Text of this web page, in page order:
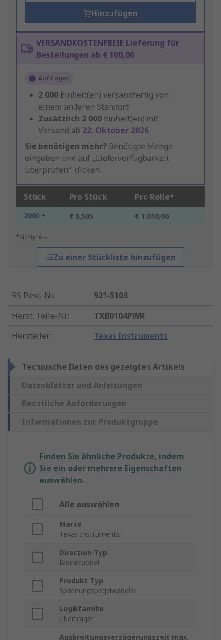
Hinzufügen
VERSANDKOSTENFREIE Lieferung für
Bestellungen ab € 100,00
Auf Lager
2 000 Einheit(en) versandfertig von
einem anderen Standort
Zusätzlich 2 000 Einheit(en) mit
Versand ab 22. Oktober 2026
Sie benötigen mehr? Benötigte Menge
eingeben und auf „Lieferverfügbarkeit
überprüfen“ klicken.
Stück Pro Stück Pro Rolle*
2000 + € 0,505 € 1.010,00
*Richtpreis
Zu einer Stückliste hinzufügen
RS Best.-Nr.:
921-5103
Herst. Teile-Nr.:
TXB0104PWR
Hersteller: Texas Instruments
Technische Daten des gezeigten Artikels
Datenblätter und Anleitungen
Rechtliche Anforderungen
Informationen zur Produktgruppe
Finden Sie ähnliche Produkte, indem
Sie ein oder mehrere Eigenschaften
auswählen.
Alle auswählen
Marke
Texas Instruments
Direction Typ
Bidirektional
Produkt Typ
Spannungspegelwandler
Logikfamilie
Übertrager
Ausbreitungsverzögerungszeit max.